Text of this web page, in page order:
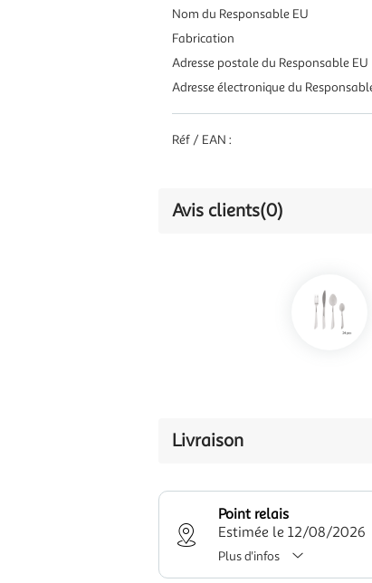
Nom du Responsable EU
Fabrication
Adresse postale du Responsable EU
Adresse électronique du
Réf / EAN :
Avis clients(0)
Livraison
Point relais
Estimée le 12/08/2026
Plus d'infos